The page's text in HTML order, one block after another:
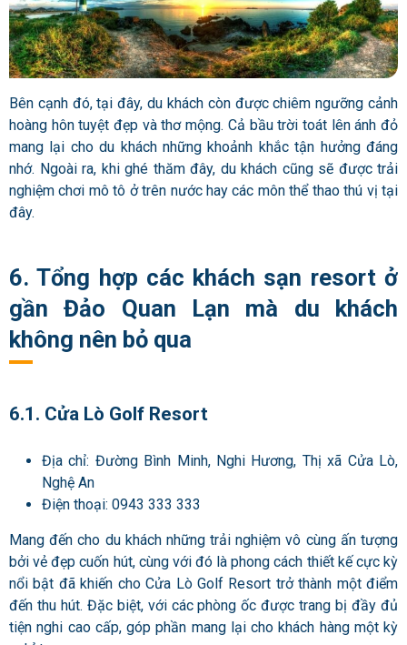
Bên cạnh đó, tại đây, du khách còn được chiêm ngưỡng cảnh
hoàng hôn tuyệt đẹp và thơ mộng. Cả bầu trời toát lên ánh đỏ
mang lại cho du khách những khoảnh khắc tận hưởng đáng
nhớ. Ngoài ra, khi ghé thăm đây, du khách cũng sẽ được trải
nghiệm chơi mô tô ở trên nước hay các môn thể thao thú vị tại
đây.
6. Tổng hợp các khách sạn resort ở
gần Đảo Quan Lạn mà du khách
không nên bỏ qua
6.1. Cửa Lò Golf Resort
Địa chỉ: Đường Bình Minh, Nghi Hương, Thị xã Cửa Lò,
Nghệ An
Điện thoại: 0943 333 333
Mang đến cho du khách những trải nghiệm vô cùng ấn tượng
bởi vẻ đẹp cuốn hút, cùng với đó là phong cách thiết kế cực kỳ
nổi bật đã khiến cho Cửa Lò Golf Resort trở thành một điểm
đến thu hút. Đặc biệt, với các phòng ốc được trang bị đầy đủ
tiện nghi cao cấp, góp phần mang lại cho khách hàng một kỳ